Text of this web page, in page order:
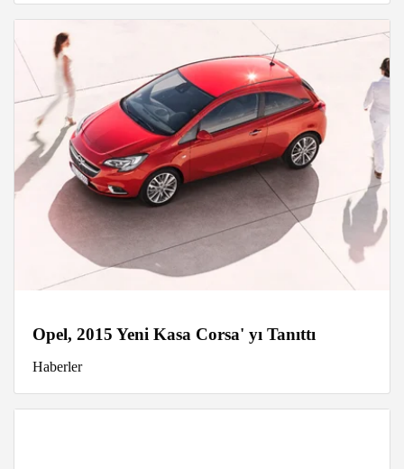
Opel, 2015 Yeni Kasa Corsa' yı Tanıttı
Haberler